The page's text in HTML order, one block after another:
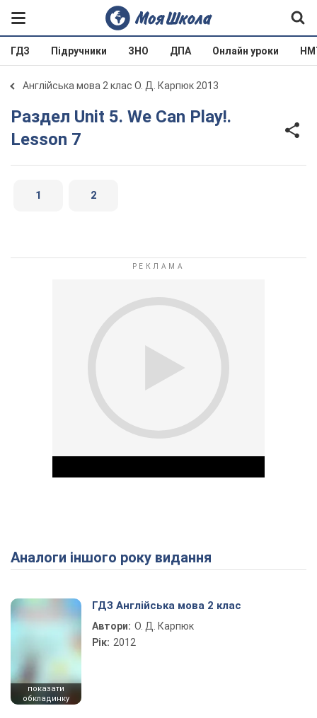
ГДЗ Підручники ЗНО ДПА Онлайн уроки
Англійська мова 2 клас О. Д. Карпюк 2013
Раздел Unit 5. We Can Play!.
Lesson 7
1 2
Play Video
Аналоги іншого року видання
показати
обкладинку
ГДЗ Англійська мова 2 клас
Автори: О. Д. Карпюк
Рік: 2012